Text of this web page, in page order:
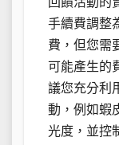
手續費調整
費，但您需
可能產生的
議您充分利
動，例如蝦
光度，並控